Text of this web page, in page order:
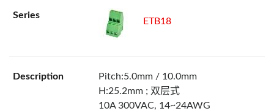
ETB18
Pitch:5.0mm / 10.0mm
H:25.2mm ; 双层式
10A 300VAC, 14~24AWG